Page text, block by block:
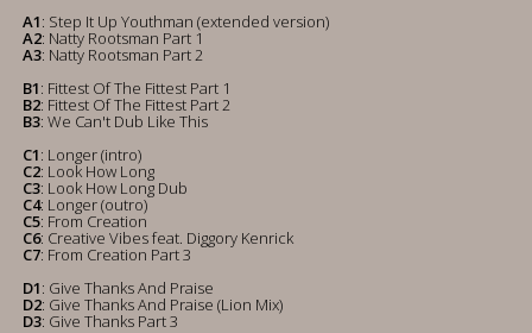
A1: Step It Up Youthman (extended version)
A2: Natty Rootsman Part 1
A3: Natty Rootsman Part 2
B1: Fittest Of The Fittest Part 1
B2: Fittest Of The Fittest Part 2
B3: We Can't Dub Like This
C1: Longer (intro)
C2: Look How Long
C3: Look How Long Dub
C4: Longer (outro)
C5: From Creation
C6: Creative Vibes feat. Diggory Kenrick
C7: From Creation Part 3
D1: Give Thanks And Praise
D2: Give Thanks And Praise (Lion Mix)
D3: Give Thanks Part 3